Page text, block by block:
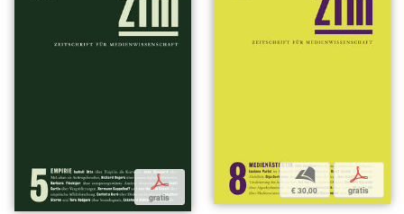
p
gratis
b
€ 30,00
p
gratis